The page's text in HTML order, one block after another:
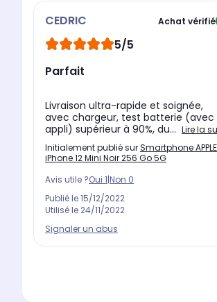
Avec son design en aluminium,
facilement toutes vos photos,
lecture des vidéos et 50 heures en
une recharge sans fil avec un
CEDRIC Achat vérifié
5/5
Parfait
Livraison ultra-rapide et soignée,
avec chargeur, test batterie (avec
appli) supérieur à 90%, du... Lire la
Initialement publié surSmartphone APPLE
iPhone 12 Mini Noir 256 Go 5G
Avis utile ?Oui 1|Non 0
Publié le15/12/2022
Utilisé le 24/11/2022
Signaler un abus